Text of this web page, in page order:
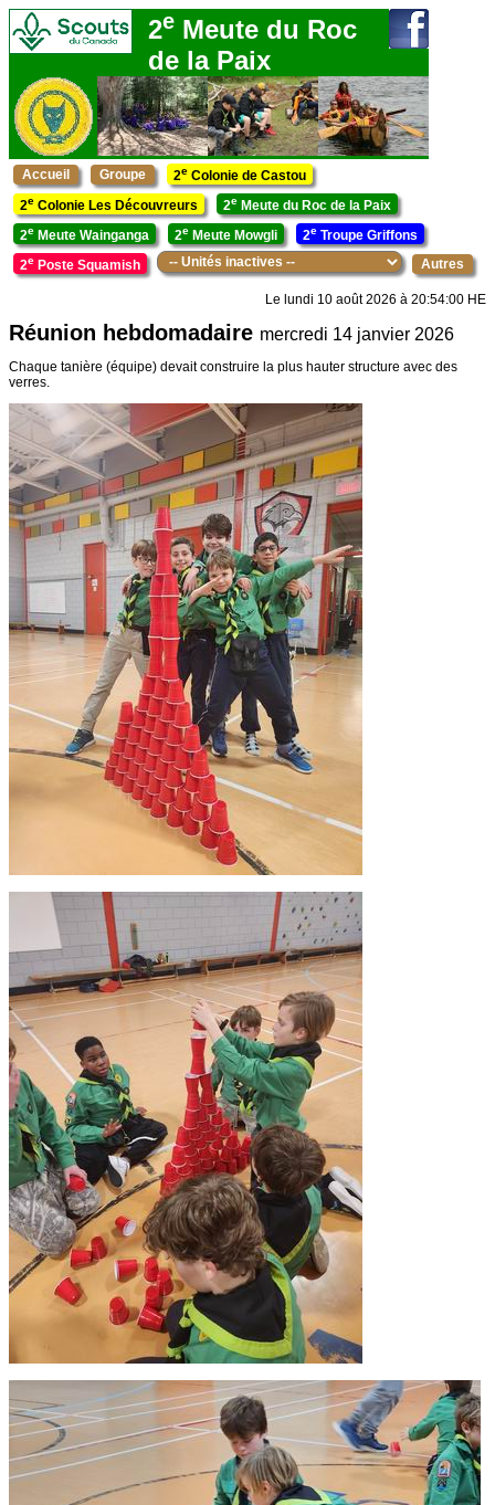
2e Meute du Roc
de la Paix
Accueil Groupe 2e Colonie de Castou
2e Colonie Les Découvreurs 2e Meute du Roc de la Paix
2e Meute Wainganga 2e Meute Mowgli 2e Troupe Griffons
2e Poste Squamish Autres
Le lundi 10 août 2026 à 20:54:00 HE
Réunion hebdomadaire mercredi 14 janvier 2026
Chaque tanière (équipe) devait construire la plus hauter structure avec des
verres.